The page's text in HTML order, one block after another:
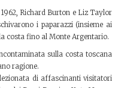
Richard Burton e Liz Taylor
i paparazzi (insieme ai
costa fino al Monte Argentario.
sulla costa toscana
ragione.
di affascinanti visitatori